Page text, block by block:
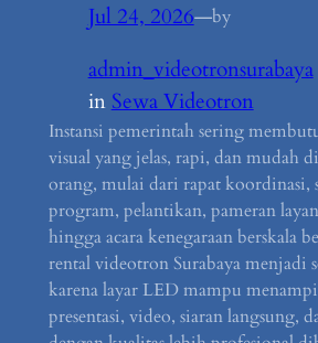
Jul 24, 2026—by
admin_videotronsurabaya
in Sewa Videotron
Instansi pemerintah sering
visual yang jelas, rapi, dan mudah
orang, mulai dari rapat koordinasi,
program, pelantikan, pameran
hingga acara kenegaraan berskala
rental videotron Surabaya menjadi
karena layar LED mampu
presentasi, video, siaran langsung,